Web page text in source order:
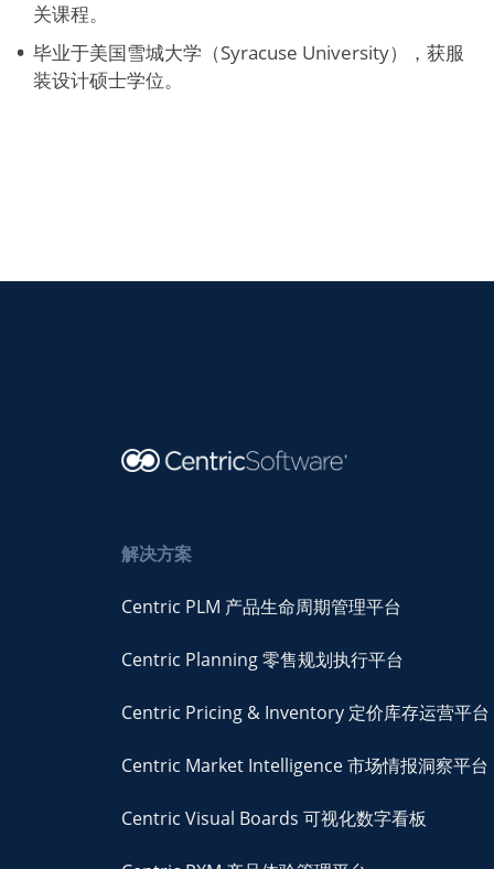
关课程。
毕业于美国雪城大学（Syracuse University），获服
装设计硕士学位。
解决方案
Centric PLM 产品生命周期管理平台
Centric Planning 零售规划执行平台
Centric Pricing & Inventory 定价库存运营平台
Centric Market Intelligence 市场情报洞察平台
Centric Visual Boards 可视化数字看板